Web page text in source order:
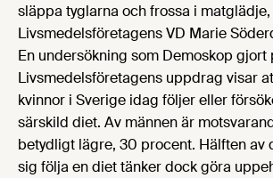
släppa tyglarna och frossa i
Livsmedelsföretagens VD Marie
En undersökning som Demoskop gjort
Livsmedelsföretagens uppdrag visar
kvinnor i Sverige idag följer eller
särskild diet. Av männen är
betydligt lägre, 30 procent. Hälften av
sig följa en diet tänker dock göra